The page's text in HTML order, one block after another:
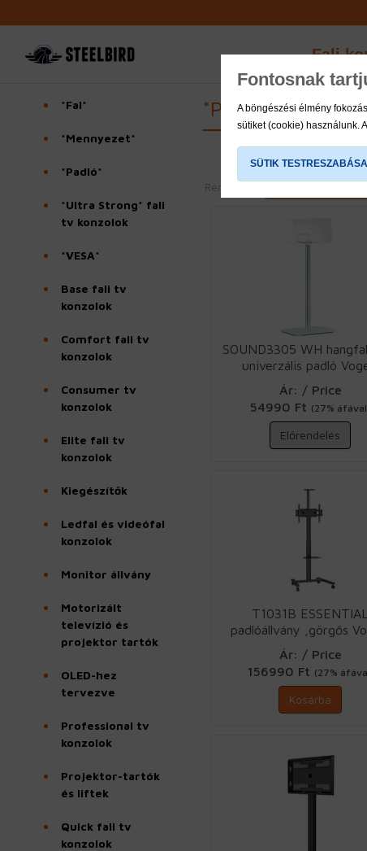
Fontosnak
A böngészési élmény
sütiket (cookie) használunk.
SÜTIK TESTRESZABÁSA
Fali
*Fal*
*Mennyezet*
*Padló*
*Ultra Strong* fali
tv konzolok
*VESA*
Base fali tv
konzolok
Comfort fali tv
konzolok
Consumer tv
konzolok
Elite fali tv
konzolok
Kiegészítők
Ledfal és videófal
konzolok
Monitor állvány
Motorizált
televízió és
projektor tartók
OLED-hez
tervezve
Professional tv
konzolok
Projektor-tartók
és liftek
Quick fali tv
konzolok
*Padló*
Rendezés
SOUND3305 WH
univerzális padló
Ár: / Price
54990 Ft (27%
Előrendelés
T1031B ESSENTIAL
padlóállvány ,görgős
Ár: / Price
156990 Ft (27%
Kosárba